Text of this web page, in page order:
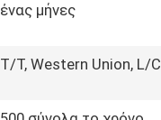
ένας μήνες
T/T, Western Union, L/C